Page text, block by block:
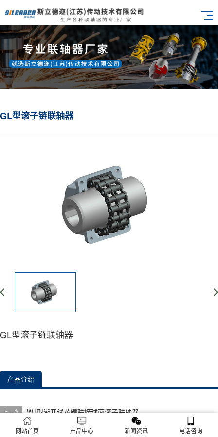
GL型滚子链联轴器
GL型滚子链联轴器
产品介绍
上一条 WJ型渐开线花键联接球面滚子联轴器
下一条 没有了
网站首页 产品中心 新闻资讯 电话咨询